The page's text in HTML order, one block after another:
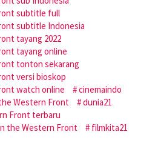
subtitle full
subtitle Indonesia
tayang 2022
tayang online
tonton sekarang
versi bioskop
watch online
cinemaindo
Western Front
dunia21
Front terbaru
the Western Front
filmkita21